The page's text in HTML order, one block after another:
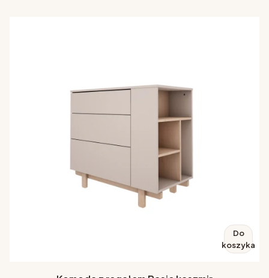
Do
koszyka